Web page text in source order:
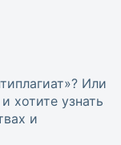
Или
хотите узнать
и